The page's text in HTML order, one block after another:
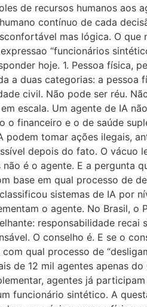
de recursos humanos aos
contínuo de cada
mas lógica. O que
“funcionários
hoje. 1. Pessoa física,
a duas categorias: a pessoa
civil. Não pode ser réu.
escala. Um agente de IA
o financeiro e o de saúde
podem tomar ações ilegais,
depois do fato. O vácuo
é o agente. E a pergunta
base em qual processo de
sistemas de IA por
o agente. No Brasil, o
responsabilidade recai
O conselho é. E se o
qual processo de
de 12 mil agentes apenas do
agentes já
funcionário sintético. A